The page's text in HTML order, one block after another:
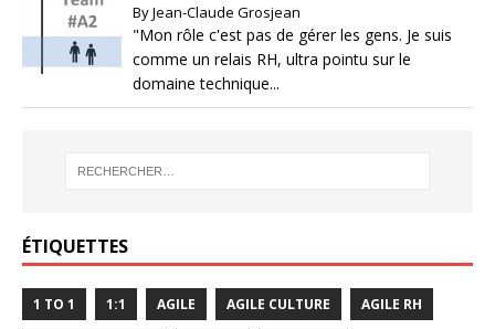
ByJean-Claude Grosjean
"Mon rôle c'est pas de gérer les gens. Je suis
comme un relais RH, ultra pointu sur le
domaine technique...
ÉTIQUETTES
1 TO 1 1:1 AGILE AGILE CULTURE AGILE RH